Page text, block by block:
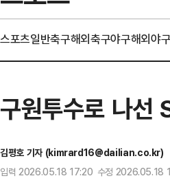
스포츠일반축구해외축구야구해외야
구원투수로 나선
김평호 기자 (kimrard16@dailian.co.kr)
입력 2026.05.18 17:20 수정 2026.05.18